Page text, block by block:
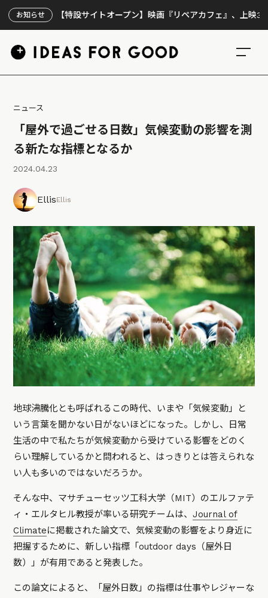
お知らせ
【特設サイトオープン】映画『リペアカフェ』、上映300回の先
ニュース
「屋外で過ごせる日数」気候変動の影響を測
る新たな指標となるか
2024.04.23
EllisEllis
地球沸騰化とも呼ばれるこの時代、いまや「気候変動」と
いう言葉を聞かない日がないほどになった。しかし、日常
生活の中で私たちが気候変動から受けている影響をどのく
らい理解しているかと問われると、はっきりとは答えられな
い人も多いのではないだろうか。
そんな中、マサチューセッツ工科大学（MIT）のエルファテ
ィ・エルタヒル教授が率いる研究チームは、Journal of
Climateに掲載された論文で、気候変動の影響をより身近に
把握するために、新しい指標「outdoor days（屋外日
数）」が有用であると発表した。
この論文によると、「屋外日数」の指標は仕事やレジャーな